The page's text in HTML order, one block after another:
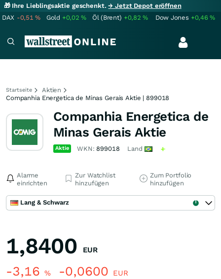
🎁 Ihre Lieblingsaktie geschenkt.→ Jetzt Depot eröffnen
DAX -0,51% Gold +0,02% Öl (Brent) +0,82% Dow Jones +0,46%
Startseite
Aktien
Companhia Energetica de Minas Gerais Aktie | 899018
Companhia Energetica de
Minas Gerais Aktie
Aktie WKN: 899018 Land
Alarme
einrichten
Zur Watchlist
hinzufügen
Zum Portfolio
hinzufügen
Lang & Schwarz
1,8400 EUR
-3,16 % -0,0600 EUR